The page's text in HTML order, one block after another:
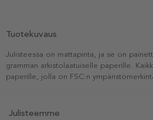
Tuotekuvaus
Julisteessa on mattapinta, ja se on
gramman arkistolaatuiselle paperille.
paperille, jolla on FSC:n
Julisteemme